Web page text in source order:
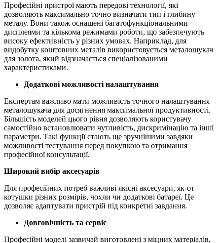
Професійні пристрої мають передові технології, які
дозволяють максимально точно визначати тип і глибину
металу. Вони також оснащені багатофункціональними
дисплеями та кількома режимами роботи, що забезпечують
високу ефективність у різних умовах. Наприклад, для
видобутку коштовних металів використовується металошукач
для золота, який відзначається спеціалізованими
характеристиками.
Додаткові можливості налаштування
Експертам важливо мати можливість точного налаштування
металошукача для досягнення максимальної продуктивності.
Більшість моделей цього рівня дозволяють користувачу
самостійно встановлювати чутливість, дискримінацію та інші
параметри. Такі функції стають ще зручнішими завдяки
можливості тестування перед покупкою та отримання
професійної консультації.
Широкий вибір аксесуарів
Для професійних потреб важливі якісні аксесуари, як-от
котушки різних розмірів, чохли чи додаткові батареї. Це
дозволяє адаптувати пристрій під конкретні завдання.
Довговічність та сервіс
Професійні моделі зазвичай виготовлені з міцних матеріалів,